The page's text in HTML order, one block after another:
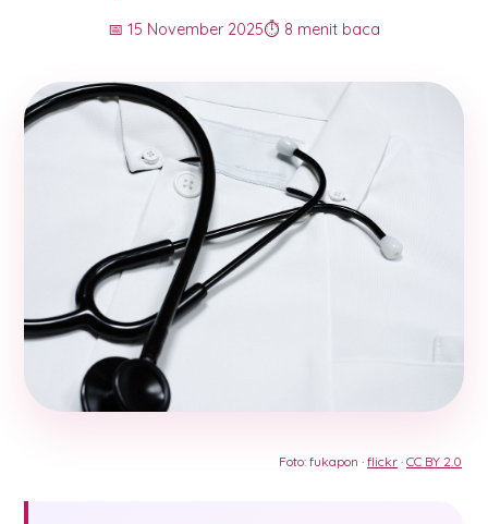
📅 15 November 2025⏱️ 8 menit baca
Foto: fukapon · flickr · CC BY 2.0